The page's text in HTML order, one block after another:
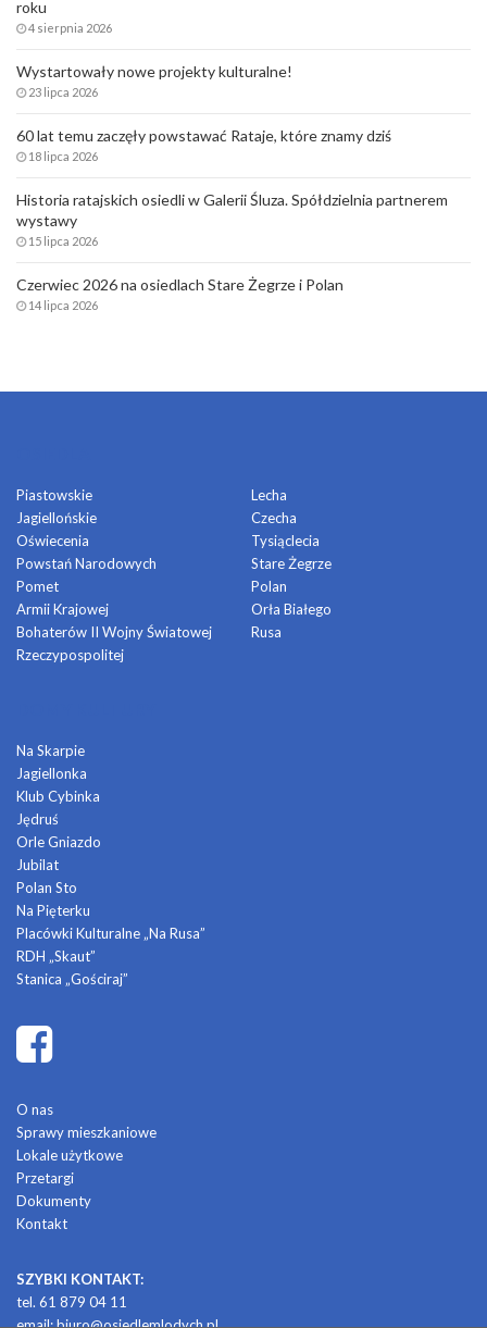
roku
4 sierpnia 2026
Wystartowały nowe projekty kulturalne!
23 lipca 2026
60 lat temu zaczęły powstawać Rataje, które znamy dziś
18 lipca 2026
Historia ratajskich osiedli w Galerii Śluza. Spółdzielnia partnerem
wystawy
15 lipca 2026
Czerwiec 2026 na osiedlach Stare Żegrze i Polan
14 lipca 2026
Piastowskie
Jagiellońskie
Oświecenia
Powstań Narodowych
Pomet
Armii Krajowej
Bohaterów II Wojny Światowej
Rzeczypospolitej
Lecha
Czecha
Tysiąclecia
Stare Żegrze
Polan
Orła Białego
Rusa
Na Skarpie
Jagiellonka
Klub Cybinka
Jędruś
Orle Gniazdo
Jubilat
Polan Sto
Na Pięterku
Placówki Kulturalne „Na Rusa”
RDH „Skaut”
Stanica „Gościraj”
O nas
Sprawy mieszkaniowe
Lokale użytkowe
Przetargi
Dokumenty
Kontakt
SZYBKI KONTAKT:
tel. 61 879 04 11